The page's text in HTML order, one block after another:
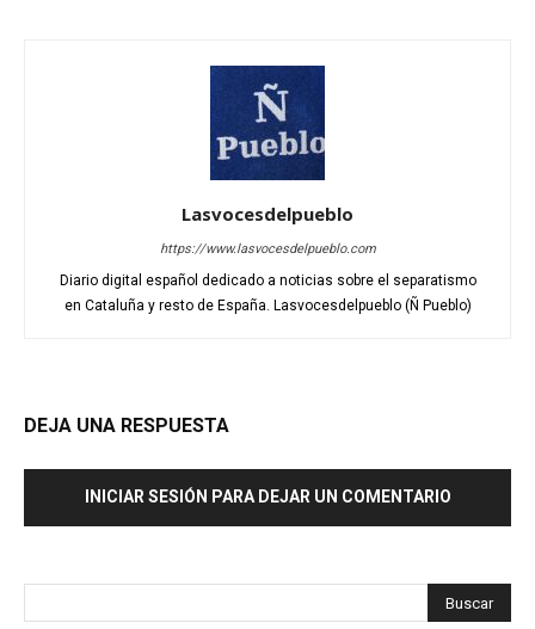
Lasvocesdelpueblo
https://www.lasvocesdelpueblo.com
Diario digital español dedicado a noticias sobre el separatismo
en Cataluña y resto de España. Lasvocesdelpueblo (Ñ Pueblo)
DEJA UNA RESPUESTA
INICIAR SESIÓN PARA DEJAR UN COMENTARIO